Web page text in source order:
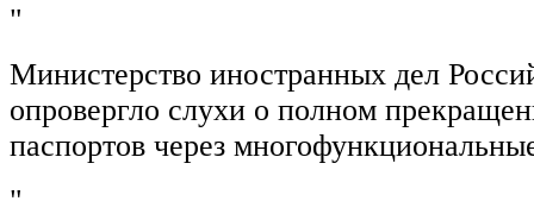
"
Министерство иностранных дел
опровергло слухи о полном
паспортов через